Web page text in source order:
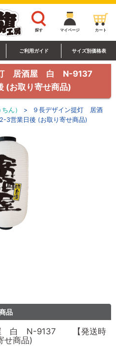
探す マイページ カート
ご利用ガイド サイズ別価格表
灯 居酒屋 白 N-9137
(お取り寄せ商品)
ん） >
９長デザイン提灯 居酒
業日後 (お取り寄せ商品)
品
屋 白 N-9137 【発送時
せ商品)